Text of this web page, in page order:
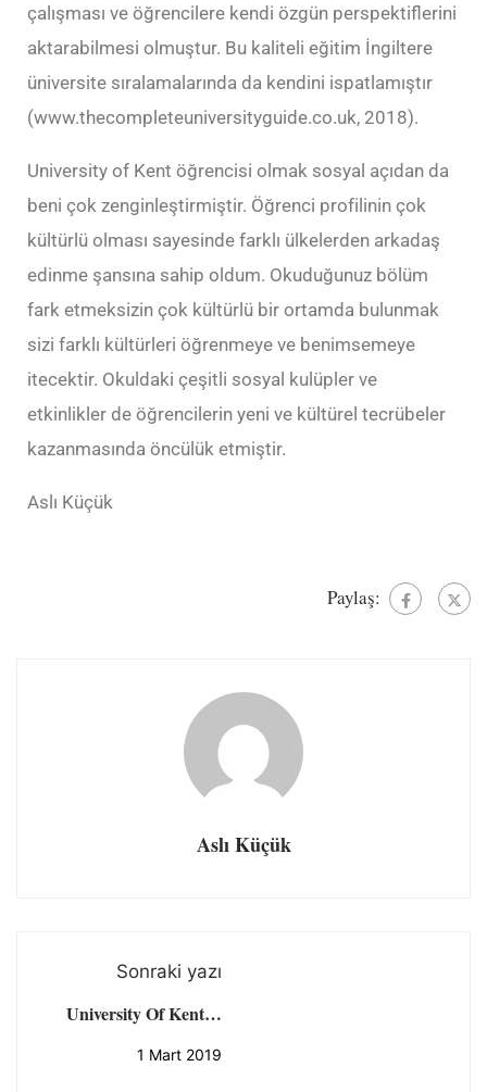
çalışması ve öğrencilere kendi özgün perspektiflerini
aktarabilmesi olmuştur. Bu kaliteli eğitim İngiltere
üniversite sıralamalarında da kendini ispatlamıştır
(www.thecompleteuniversityguide.co.uk, 2018).
University of Kent öğrencisi olmak sosyal açıdan da
beni çok zenginleştirmiştir. Öğrenci profilinin çok
kültürlü olması sayesinde farklı ülkelerden arkadaş
edinme şansına sahip oldum. Okuduğunuz bölüm
fark etmeksizin çok kültürlü bir ortamda bulunmak
sizi farklı kültürleri öğrenmeye ve benimsemeye
itecektir. Okuldaki çeşitli sosyal kulüpler ve
etkinlikler de öğrencilerin yeni ve kültürel tecrübeler
kazanmasında öncülük etmiştir.
Aslı Küçük
Paylaş:
Aslı Küçük
Sonraki yazı
University Of Kent'te
1 Mart 2019